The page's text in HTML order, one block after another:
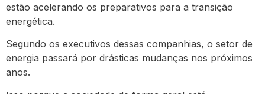
estão acelerando os preparativos para a transição
energética.
Segundo os executivos dessas companhias, o setor de
energia passará por drásticas mudanças nos próximos
anos.